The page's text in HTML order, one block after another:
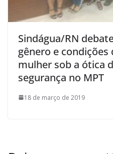
Sindágua/RN
gênero e
mulher sob a ótica
segurança no MPT
18 de março de 2019